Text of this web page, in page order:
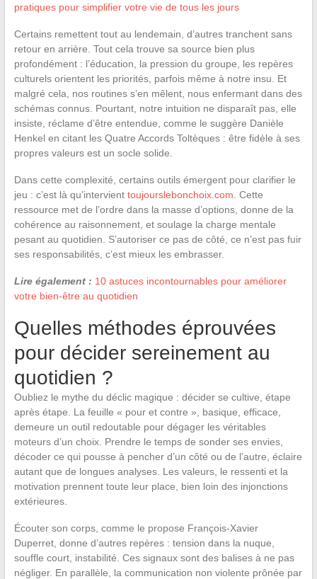
pratiques pour simplifier votre vie de tous les jours
Certains remettent tout au lendemain, d’autres tranchent sans
retour en arrière. Tout cela trouve sa source bien plus
profondément : l’éducation, la pression du groupe, les repères
culturels orientent les priorités, parfois même à notre insu. Et
malgré cela, nos routines s’en mêlent, nous enfermant dans des
schémas connus. Pourtant, notre intuition ne disparaît pas, elle
insiste, réclame d’être entendue, comme le suggère Danièle
Henkel en citant les Quatre Accords Toltèques : être fidèle à ses
propres valeurs est un socle solide.
Dans cette complexité, certains outils émergent pour clarifier le
jeu : c’est là qu’intervient toujourslebonchoix.com . Cette
ressource met de l’ordre dans la masse d’options, donne de la
cohérence au raisonnement, et soulage la charge mentale
pesant au quotidien. S’autoriser ce pas de côté, ce n’est pas fuir
ses responsabilités, c’est mieux les embrasser.
Lire également : 10 astuces incontournables pour améliorer
votre bien-être au quotidien
Quelles méthodes éprouvées
pour décider sereinement au
quotidien ?
Oubliez le mythe du déclic magique : décider se cultive, étape
après étape. La feuille « pour et contre », basique, efficace,
demeure un outil redoutable pour dégager les véritables
moteurs d’un choix. Prendre le temps de sonder ses envies,
décoder ce qui pousse à pencher d’un côté ou de l’autre, éclaire
autant que de longues analyses. Les valeurs, le ressenti et la
motivation prennent toute leur place, bien loin des injonctions
extérieures.
Écouter son corps, comme le propose François-Xavier
Duperret, donne d’autres repères : tension dans la nuque,
souffle court, instabilité. Ces signaux sont des balises à ne pas
négliger. En parallèle, la communication non violente prônée par